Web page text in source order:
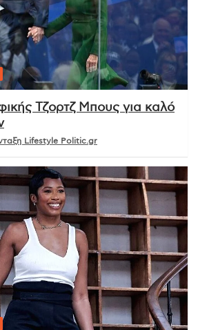
Τζορτζ Μπους για καλό
Lifestyle Politic.gr